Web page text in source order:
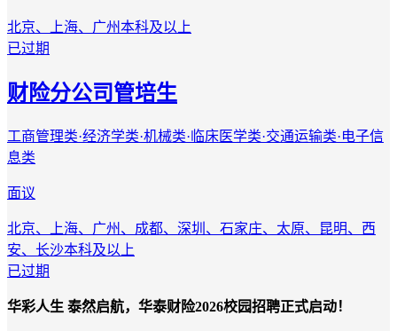
北京、上海、广州本科及以上
已过期
财险分公司管培生
工商管理类·经济学类·机械类·临床医学类·交通运输类·电子信
息类
面议
北京、上海、广州、成都、深圳、石家庄、太原、昆明、西
安、长沙本科及以上
已过期
华彩人生 泰然启航，华泰财险2026校园招聘正式启动！